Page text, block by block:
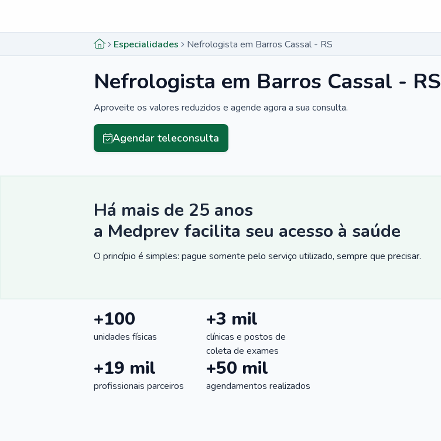
Especialidades Nefrologista em Barros Cassal - RS
Nefrologista em Barros Cassal - RS
Aproveite os valores reduzidos e agende agora a sua consulta.
Agendar teleconsulta
Há mais de 25 anos
a Medprev facilita seu acesso à saúde
O princípio é simples: pague somente pelo serviço utilizado, sempre que precisar.
+100
unidades físicas
+3 mil
clínicas e postos de
coleta de exames
+19 mil
profissionais parceiros
+50 mil
agendamentos realizados